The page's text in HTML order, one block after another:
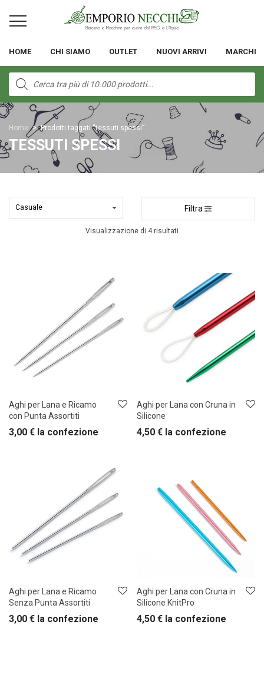
HOME CHI SIAMO OUTLET NUOVI ARRIVI MARCHI
Products
search
Home > Prodotti taggati “tessuti spessi”
TESSUTI SPESSI
Filtra
Visualizzazione di 4 risultati
Aghi per Lana e Ricamo
con Punta Assortiti
3,00 € la confezione
Aghi per Lana con Cruna in
Silicone
4,50 € la confezione
Aghi per Lana e Ricamo
Senza Punta Assortiti
3,00 € la confezione
Aghi per Lana con Cruna in
Silicone KnitPro
4,50 € la confezione